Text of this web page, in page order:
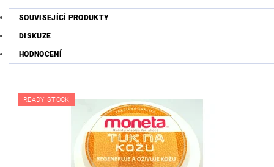
SOUVISEJÍCÍ PRODUKTY
DISKUZE
HODNOCENÍ
READY STOCK